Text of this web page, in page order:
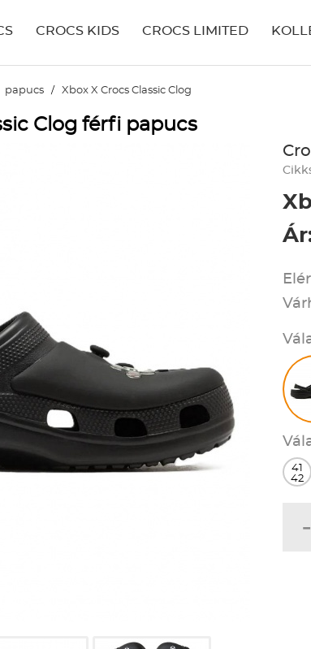
CROCS KIDS CROCS LIMITED
papucs / Xbox X Crocs Classic Clog
Clog férfi papucs
41
42
-